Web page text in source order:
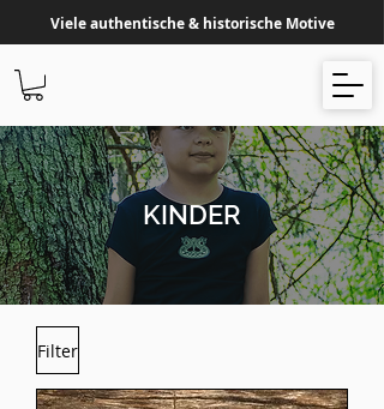
Viele authentische & historische Motive
KINDER
Filter